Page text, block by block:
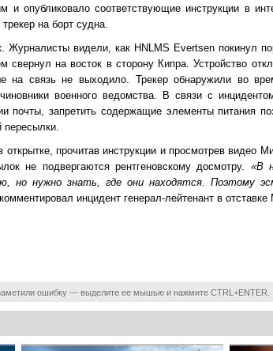
и опубликовало соответствующие инструкции в
на борт судна.
Журналисты видели, как HNLMS Evertsen покинул
свернул на восток в сторону Кипра. Устройство
связь не выходило. Трекер обнаружили во
военного ведомства. В связи с
почты, запретить содержащие элементы питания
пересылки.
прочитав инструкции и просмотрев видео
не подвергаются рентгеновскому досмотру. «В
но нужно знать, где они находятся. Поэтому
инцидент генерал-лейтенант в
ошибку — выделите ее мышью и нажмите CTRL+ENTER.